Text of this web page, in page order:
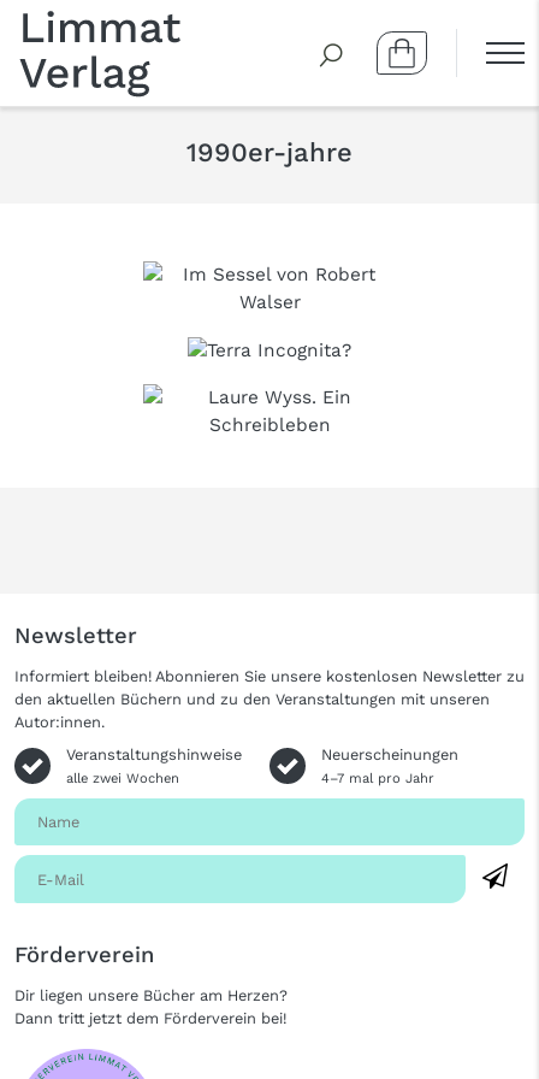
1990er-jahre
Newsletter
Informiert bleiben! Abonnieren Sie unsere kostenlosen Newsletter zu
den aktuellen Büchern und zu den Veranstaltungen mit unseren
Autor:innen.
Veranstaltungshinweise
alle zwei Wochen
Neuerscheinungen
4–7 mal pro Jahr
Förderverein
Dir liegen unsere Bücher am Herzen?
Dann tritt jetzt dem Förderverein bei!